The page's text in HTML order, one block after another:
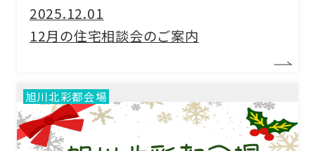
2025.12.01
12月の住宅相談会のご案内
旭川北彩都会場